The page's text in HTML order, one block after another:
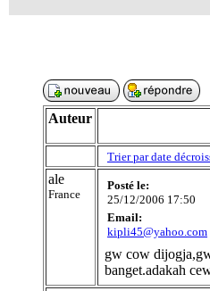
Auteur
Trier par date
ale
France
Posté le:
25/12/2006 17:50
Email:
kipli45@yahoo.com
gw cow
banget.adakah